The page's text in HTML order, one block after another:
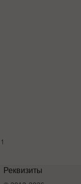
Реквизиты